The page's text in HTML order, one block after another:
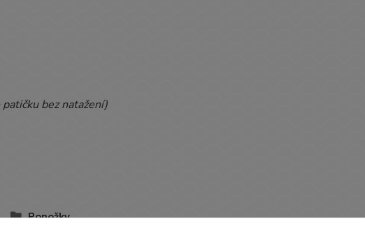
bez natažení)
Ponožky